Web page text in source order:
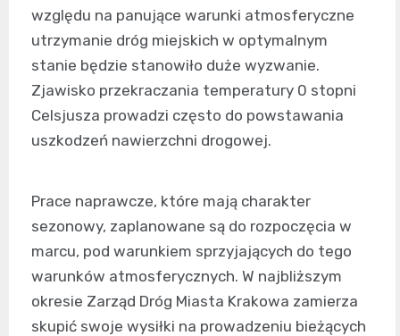
względu na panujące warunki atmosferyczne
utrzymanie dróg miejskich w optymalnym
stanie będzie stanowiło duże wyzwanie.
Zjawisko przekraczania temperatury 0 stopni
Celsjusza prowadzi często do powstawania
uszkodzeń nawierzchni drogowej.
Prace naprawcze, które mają charakter
sezonowy, zaplanowane są do rozpoczęcia w
marcu, pod warunkiem sprzyjających do tego
warunków atmosferycznych. W najbliższym
okresie Zarząd Dróg Miasta Krakowa zamierza
skupić swoje wysiłki na prowadzeniu bieżących